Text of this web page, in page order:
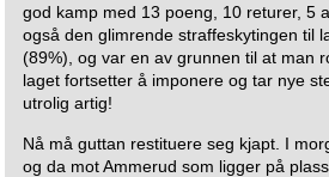
god kamp med 13 poeng, 10 returer, 5
også den glimrende straffeskytingen til
(89%), og var en av grunnen til at man
laget fortsetter å imponere og tar nye
utrolig artig!
Nå må guttan restituere seg kjapt. I
og da mot Ammerud som ligger på